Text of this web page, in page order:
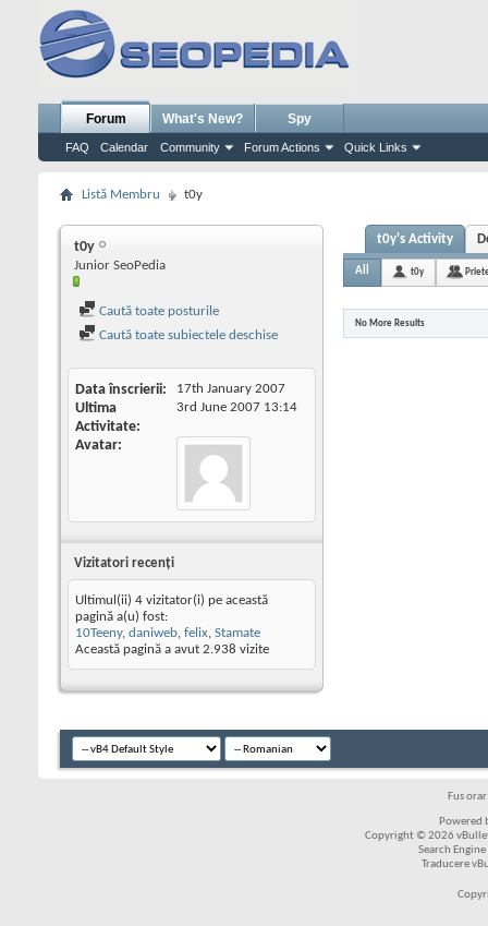
Forum
FAQ Calendar Community Forum Actions Quick Links
What's New? Spy
Listă Membru t0y
t0y
Junior SeoPedia
Caută toate posturile
Caută toate subiectele deschise
Data înscrierii 17th January 2007
Ultima
Activitate
3rd June 2007 13:14
Avatar
Vizitatori recenţi
Ultimul(ii) 4 vizitator(i) pe această
pagină a(u) fost:
10Teeny, daniweb, felix, Stamate
Această pagină a avut 2.938 vizite
t0y's Activity
All t0y
No More Results
Fus
Powered
Copyright © 2026
Search
Traducere